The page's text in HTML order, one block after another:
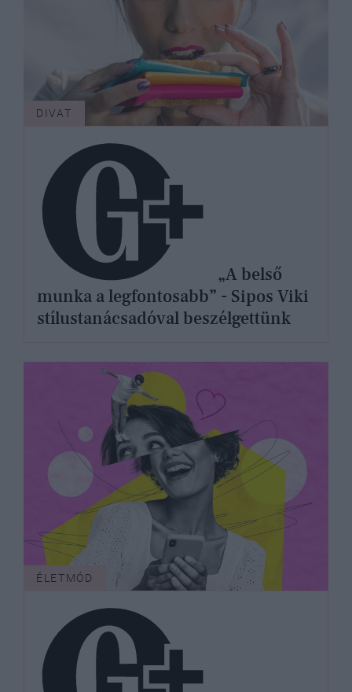
DIVAT
munka a legfontosabb” - Sipos Viki
stílustanácsadóval beszélgettünk
ÉLETMÓD